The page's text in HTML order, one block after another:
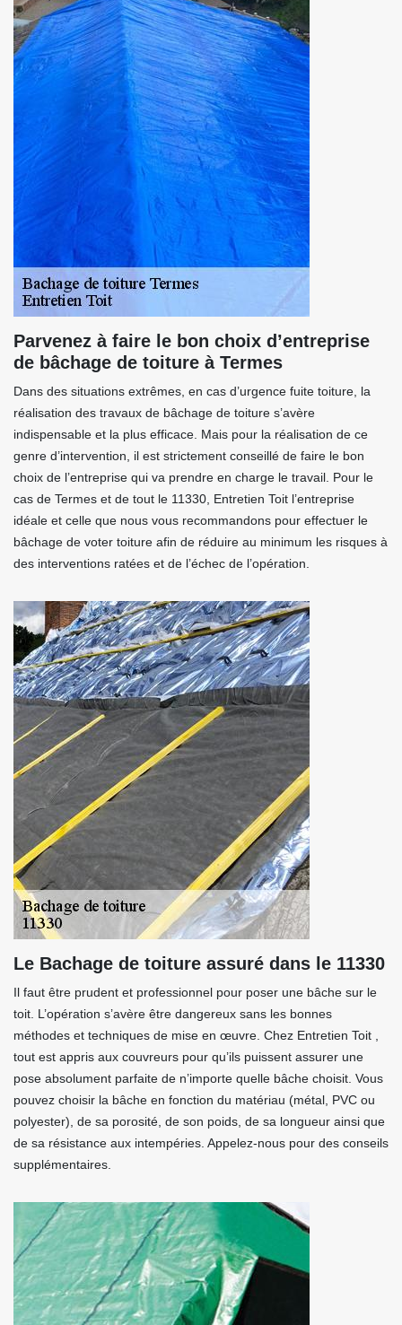
Parvenez à faire le bon choix d’entreprise
de bâchage de toiture à Termes
Dans des situations extrêmes, en cas d’urgence fuite toiture, la
réalisation des travaux de bâchage de toiture s’avère
indispensable et la plus efficace. Mais pour la réalisation de ce
genre d’intervention, il est strictement conseillé de faire le bon
choix de l’entreprise qui va prendre en charge le travail. Pour le
cas de Termes et de tout le 11330, Entretien Toit l’entreprise
idéale et celle que nous vous recommandons pour effectuer le
bâchage de voter toiture afin de réduire au minimum les risques à
des interventions ratées et de l’échec de l’opération.
Le Bachage de toiture assuré dans le 11330
Il faut être prudent et professionnel pour poser une bâche sur le
toit. L’opération s’avère être dangereux sans les bonnes
méthodes et techniques de mise en œuvre. Chez Entretien Toit ,
tout est appris aux couvreurs pour qu’ils puissent assurer une
pose absolument parfaite de n’importe quelle bâche choisit. Vous
pouvez choisir la bâche en fonction du matériau (métal, PVC ou
polyester), de sa porosité, de son poids, de sa longueur ainsi que
de sa résistance aux intempéries. Appelez-nous pour des conseils
supplémentaires.